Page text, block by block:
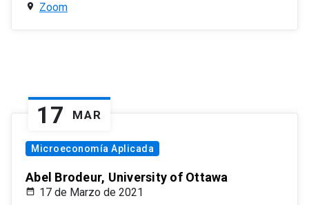
Zoom
17 MAR
Microeconomía Aplicada
Abel Brodeur, University of Ottawa
17 de Marzo de 2021